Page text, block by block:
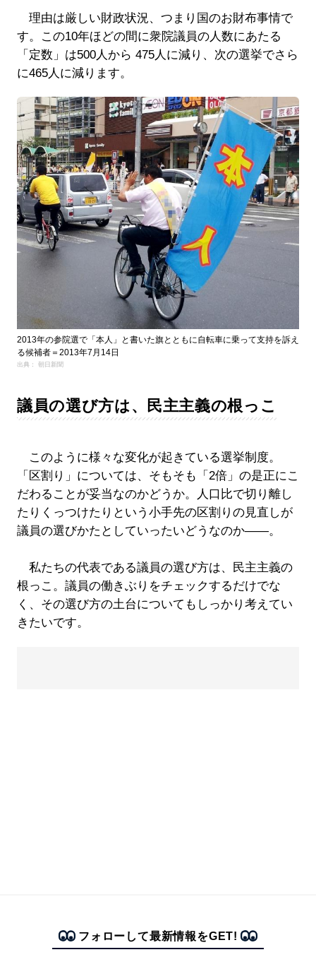
理由は厳しい財政状況、つまり国のお財布事情で
す。この10年ほどの間に衆院議員の人数にあたる
「定数」は500人から 475人に減り、次の選挙でさら
に465人に減ります。
2013年の参院選で「本人」と書いた旗とともに自転車に乗って支持を訴え
る候補者＝2013年7月14日
出典： 朝日新聞
議員の選び方は、民主主義の根っこ
このように様々な変化が起きている選挙制度。
「区割り」については、そもそも「2倍」の是正にこ
だわることが妥当なのかどうか。人口比で切り離し
たりくっつけたりという小手先の区割りの見直しが
議員の選びかたとしていったいどうなのか――。
私たちの代表である議員の選び方は、民主主義の
根っこ。議員の働きぶりをチェックするだけでな
く、その選び方の土台についてもしっかり考えてい
きたいです。
フォローして最新情報をGET!